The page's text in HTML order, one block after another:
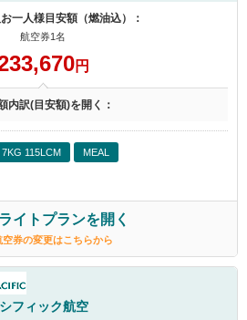
一人様目安額（燃油込）：
航空券1名
円
内訳(目安額)を開く：
115LCM MEAL
イトプランを開く
空券の変更はこちらから
フィック航空